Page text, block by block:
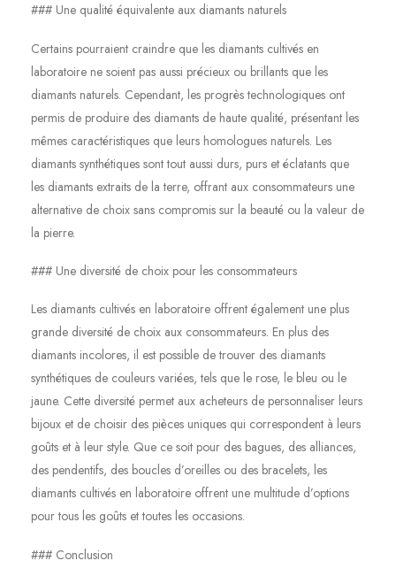
### Une qualité équivalente aux diamants naturels
Certains pourraient craindre que les diamants cultivés en
laboratoire ne soient pas aussi précieux ou brillants que les
diamants naturels. Cependant, les progrès technologiques ont
permis de produire des diamants de haute qualité, présentant les
mêmes caractéristiques que leurs homologues naturels. Les
diamants synthétiques sont tout aussi durs, purs et éclatants que
les diamants extraits de la terre, offrant aux consommateurs une
alternative de choix sans compromis sur la beauté ou la valeur de
la pierre.
### Une diversité de choix pour les consommateurs
Les diamants cultivés en laboratoire offrent également une plus
grande diversité de choix aux consommateurs. En plus des
diamants incolores, il est possible de trouver des diamants
synthétiques de couleurs variées, tels que le rose, le bleu ou le
jaune. Cette diversité permet aux acheteurs de personnaliser leurs
bijoux et de choisir des pièces uniques qui correspondent à leurs
goûts et à leur style. Que ce soit pour des bagues, des alliances,
des pendentifs, des boucles d’oreilles ou des bracelets, les
diamants cultivés en laboratoire offrent une multitude d’options
pour tous les goûts et toutes les occasions.
### Conclusion